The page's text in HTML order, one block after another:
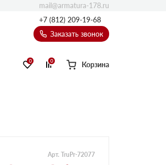
+7 (812) 209-19-68
Заказать звонок
0 0 Корзина
mail@armatura-178.ru
Арт. TruPr-72077